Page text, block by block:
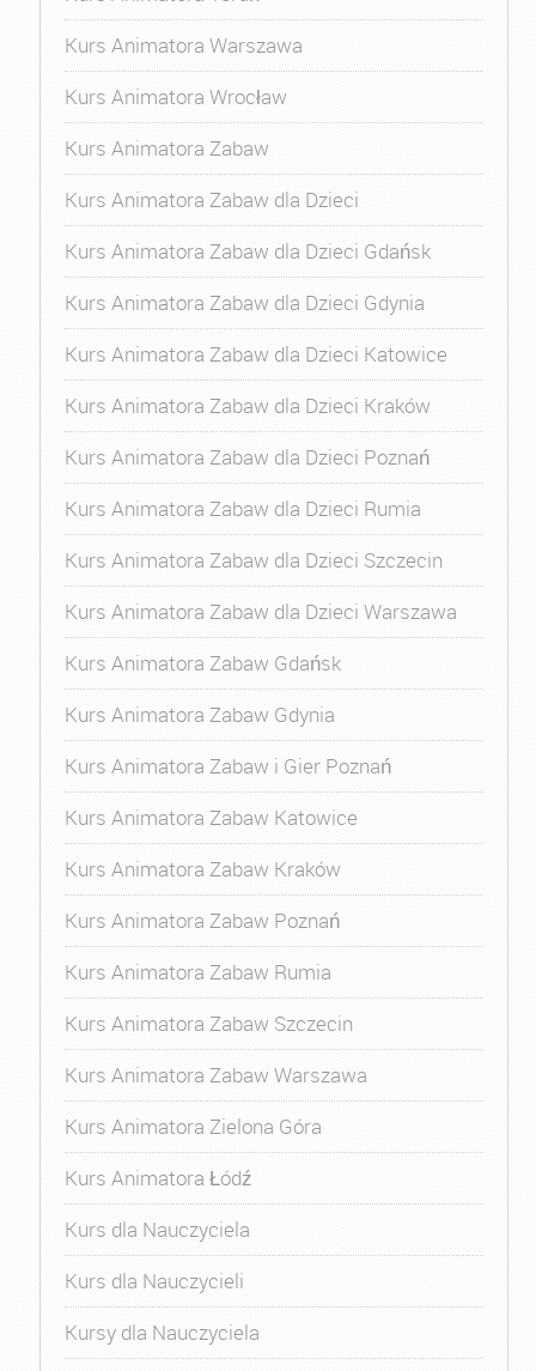
Kurs Animatora Warszawa
Kurs Animatora Wrocław
Kurs Animatora Zabaw
Kurs Animatora Zabaw dla Dzieci
Kurs Animatora Zabaw dla Dzieci Gdańsk
Kurs Animatora Zabaw dla Dzieci Gdynia
Kurs Animatora Zabaw dla Dzieci Katowice
Kurs Animatora Zabaw dla Dzieci Kraków
Kurs Animatora Zabaw dla Dzieci Poznań
Kurs Animatora Zabaw dla Dzieci Rumia
Kurs Animatora Zabaw dla Dzieci Szczecin
Kurs Animatora Zabaw dla Dzieci Warszawa
Kurs Animatora Zabaw Gdańsk
Kurs Animatora Zabaw Gdynia
Kurs Animatora Zabaw i Gier Poznań
Kurs Animatora Zabaw Katowice
Kurs Animatora Zabaw Kraków
Kurs Animatora Zabaw Poznań
Kurs Animatora Zabaw Rumia
Kurs Animatora Zabaw Szczecin
Kurs Animatora Zabaw Warszawa
Kurs Animatora Zielona Góra
Kurs Animatora Łódź
Kurs dla Nauczyciela
Kurs dla Nauczycieli
Kursy dla Nauczyciela